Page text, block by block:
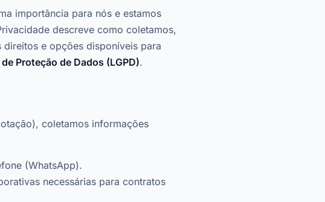
importância para nós e estamos
descreve como coletamos,
e opções disponíveis para
de Proteção de Dados (LGPD).
coletamos informações
(WhatsApp).
necessárias para contratos